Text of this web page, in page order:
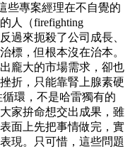
些專案經理在不自覺的
人（firefighting
過來扼殺了公司成長、
標，但根本沒在治本。
龐大的市場需求，卻也
折，只能靠腎上腺素硬
環，不是哈雷獨有的
家拚命想交出成果，雖
面上先把事情做完，實
現。只可惜，這些問題